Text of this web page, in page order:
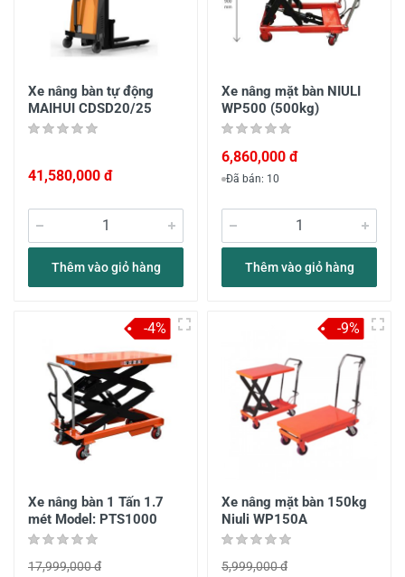
Xe nâng bàn tự động
MAIHUI CDSD20/25
41,580,000 đ
Thêm vào giỏ hàng
Xe nâng mặt bàn NIULI
WP500 (500kg)
6,860,000 đ
Đã bán: 10
Thêm vào giỏ hàng
Xe nâng bàn 1 Tấn 1.7
mét Model: PTS1000
17,999,000 đ
-4%
Xe nâng mặt bàn 150kg
Niuli WP150A
5,999,000 đ
-9%